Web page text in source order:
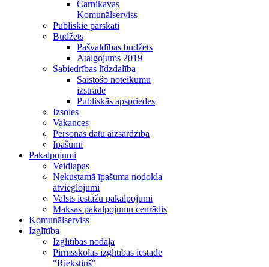
Carnikavas
Komunālserviss
Publiskie pārskati
Budžets
Pašvaldības budžets
Atalgojums 2019
Sabiedrības līdzdalība
Saistošo noteikumu
izstrāde
Publiskās apspriedes
Izsoles
Vakances
Personas datu aizsardzība
Īpašumi
Pakalpojumi
Veidlapas
Nekustamā īpašuma nodokļa
atvieglojumi
Valsts iestāžu pakalpojumi
Maksas pakalpojumu cenrādis
Komunālserviss
Izglītība
Izglītības nodaļa
Pirmsskolas izglītības iestāde
"Riekstiņš"